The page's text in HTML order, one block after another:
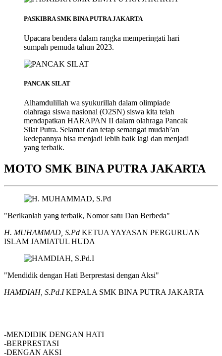
PASKIBRA SMK BINA PUTRA JAKARTA
Upacara bendera dalam rangka memperingati hari
sumpah pemuda tahun 2023.
PANCAK SILAT
Alhamdulillah wa syukurillah dalam olimpiade
olahraga siswa nasional (O2SN) siswa kita telah
mendapatkan HARAPAN II dalam olahraga Pancak
Silat Putra. Selamat dan tetap semangat mudah²an
kedepannya bisa menjadi lebih baik lagi dan menjadi
yang terbaik.
MOTO SMK BINA PUTRA JAKARTA
"Berikanlah yang terbaik, Nomor satu Dan Berbeda"
H. MUHAMMAD, S.Pd KETUA YAYASAN PERGURUAN
ISLAM JAMIATUL HUDA
"Mendidik dengan Hati Berprestasi dengan Aksi"
HAMDIAH, S.Pd.IKEPALA SMK BINA PUTRA JAKARTA
-MENDIDIK DENGAN HATI
-BERPRESTASI
-DENGAN AKSI